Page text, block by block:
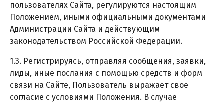
пользователях Сайта, регулируются настоящим
Положением, иными официальными документами
Администрации Сайта и действующим
законодательством Российской Федерации.
1.3. Регистрируясь, отправляя сообщения, заявки,
лиды, иные послания с помощью средств и форм
связи на Сайте, Пользователь выражает свое
согласие с условиями Положения. В случае